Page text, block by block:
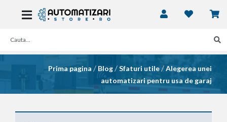
Prima pagina / Blog /Sfaturi utile /Alegerea unei
automatizari pentru usa de garaj